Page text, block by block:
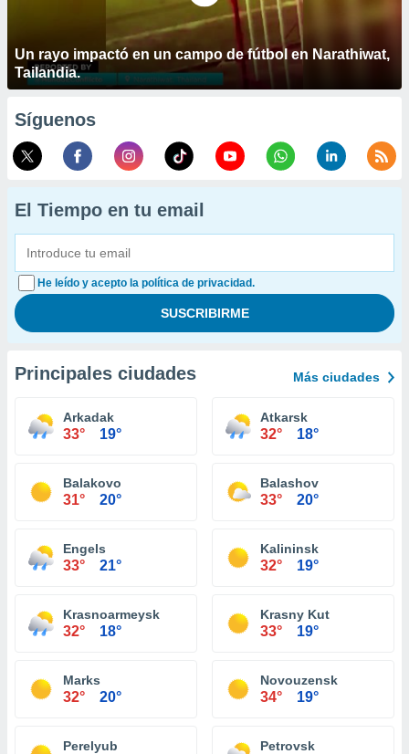
Un rayo impactó en un campo de fútbol en Narathiwat,
Tailandia.
Síguenos
El Tiempo en tu email
He leído y acepto la política de privacidad.
Principales ciudades Más ciudades
Arkadak
33° 19°
Atkarsk
32° 18°
Balakovo
31° 20°
Balashov
33° 20°
Engels
33° 21°
Kalininsk
32° 19°
Krasnoarmeysk
32° 18°
Krasny Kut
33° 19°
Marks
32° 20°
Novouzensk
34° 19°
Perelyub Petrovsk